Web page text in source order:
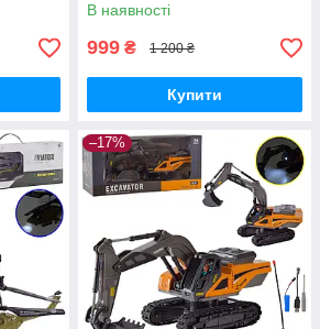
В наявності
999 ₴ 1 200 ₴
Купити
–17%